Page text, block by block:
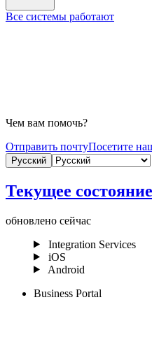
Все системы работают
Чем вам помочь?
Отправить почтуПосетите
Русский
Текущее состояние
обновлено сейчас
Integration Services
iOS
Android
Business Portal